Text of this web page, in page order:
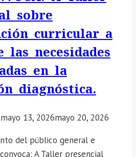
sobre
curricular a
necesidades
en la
diagnóstica.
mayo 13, 2026mayo 20, 2026
del público general e
A Taller presencial